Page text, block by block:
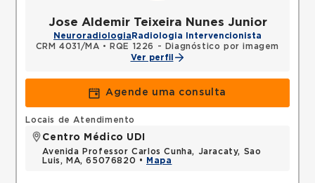
Jose Aldemir Teixeira Nunes Junior
Neuroradiologia Radiologia Intervencionista
CRM 4031/MA •
RQE 1226 - Diagnóstico por imagem
Ver perfil
Agende uma consulta
Locais de Atendimento
Centro Médico UDI
Avenida Professor Carlos Cunha, Jaracaty, Sao
Luis, MA, 65076820 •
Mapa